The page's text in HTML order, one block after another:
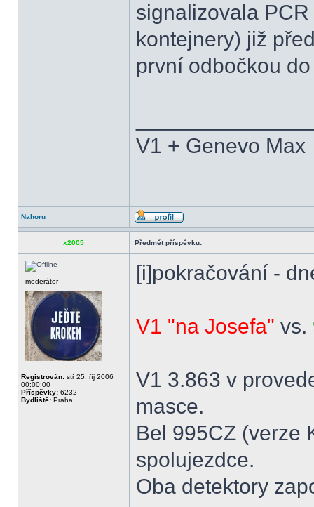
signalizovala
kontejnery) již
první odbočkou
V1 + Genevo Max
Nahoru
x2005 Předmět příspěvku:
moderátor
Registrován: stř 25. říj 2006
00:00:00
Příspěvky: 6232
Bydliště: Praha
[i]pokračování -
V1 "na Josefa" vs.
V1 3.863 v
masce.
Bel 995CZ (verze
spolujezdce.
Oba detektory